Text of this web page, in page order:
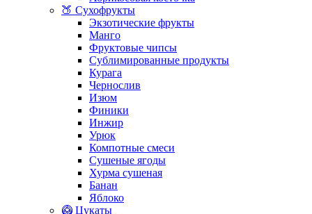
🍑 Сухофрукты
Экзотические фрукты
Манго
Фруктовые чипсы
Сублимированные продукты
Курага
Чернослив
Изюм
Финики
Инжир
Урюк
Компотные смеси
Сушеные ягоды
Хурма сушеная
Банан
Яблоко
🥝 Цукаты